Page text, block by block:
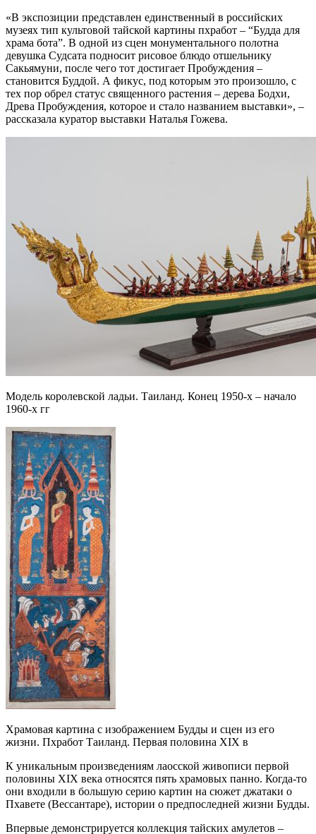
«В экспозиции представлен единственный в российских
музеях тип культовой тайской картины пхработ – “Будда для
храма бота”. В одной из сцен монументального полотна
девушка Судсата подносит рисовое блюдо отшельнику
Сакьямуни, после чего тот достигает Пробуждения –
становится Буддой. А фикус, под которым это произошло, с
тех пор обрел статус священного растения – дерева Бодхи,
Древа Пробуждения, которое и стало названием выставки», –
рассказала куратор выставки Наталья Гожева.
Модель королевской ладьи. Таиланд. Конец 1950-х – начало
1960-х гг
Храмовая картина с изображением Будды и сцен из его
жизни. Пхработ Таиланд. Первая половина XIX в
К уникальным произведениям лаосской живописи первой
половины XIX века относятся пять храмовых панно. Когда-то
они входили в большую серию картин на сюжет джатаки о
Пхавете (Вессантаре), истории о предпоследней жизни Будды.
Впервые демонстрируется коллекция тайских амулетов –